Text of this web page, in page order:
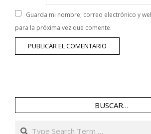
Guarda mi nombre, correo electrónico y
para la próxima vez que comente.
BUSCAR…
Search